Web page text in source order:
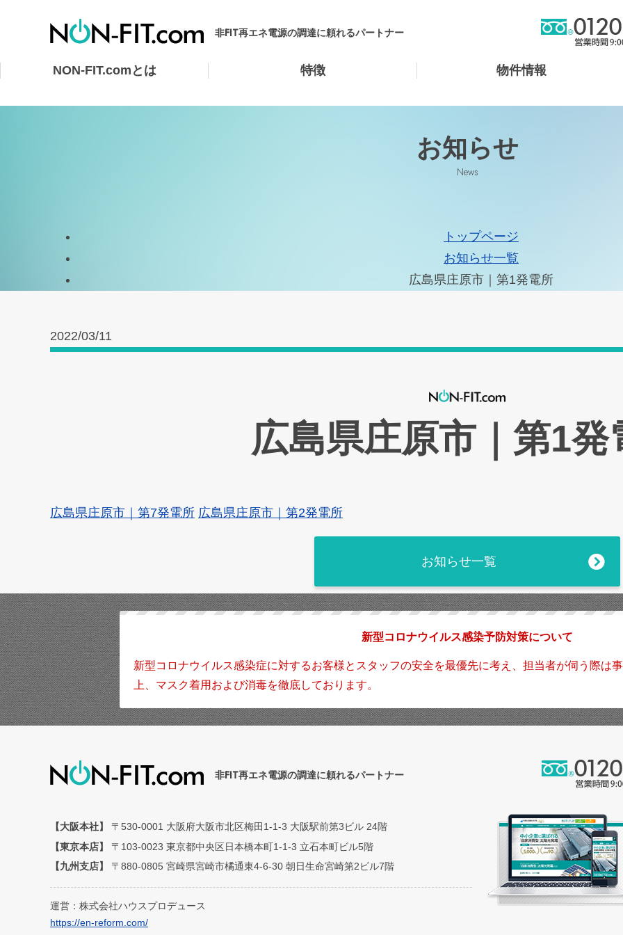
非FIT再エネ電源の調達に頼れるパートナー
NON-FIT.com とは 特徴 物件情報
お知らせ
News
トップページ
お知らせ一覧
広島県庄原市｜第1発電所
2022/03/11
広島県庄原市｜第1発
広島県庄原市｜第7発電所 広島県庄原市｜第2発電所
お知らせ一覧
新型コロナウイルス感染予防対策について
新型コロナウイルス感染症に対するお客様とスタッフの安全を最優先に考え、担当者が伺う際は
上、マスク着用および消毒を徹底しております。
非FIT再エネ電源の調達に頼れるパートナー
【大阪本社】
〒530-0001 大阪府大阪市北区梅田1-1-3 大阪駅前第3ビル 24階
【東京本店】
〒103-0023 東京都中央区日本橋本町1-1-3 立石本町ビル5階
【九州支店】
〒880-0805 宮崎県宮崎市橘通東4-6-30 朝日生命宮崎第2ビル7階
運営：株式会社ハウスプロデュース
https://en-reform.com/